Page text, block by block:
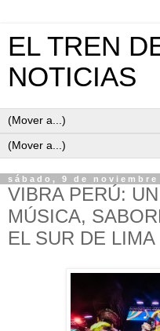
EL TREN
NOTICIAS
sábado, 9 de noviembre
VIBRA PERÚ:
MÚSICA,
EL SUR DE LIMA